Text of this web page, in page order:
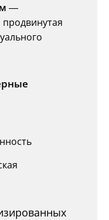
—